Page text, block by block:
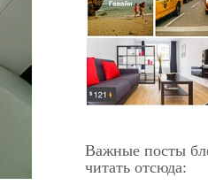
Важные посты
читать отсюда: